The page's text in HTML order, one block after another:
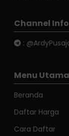
Channel
:
Menu Utama
Beranda
Daftar Harga
Cara Daftar